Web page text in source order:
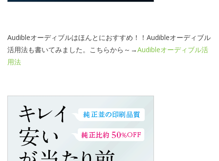
Audibleオーディブルはほんとにおすすめ！！Audibleオーディブル
活用法も書いてみました。こちらから～→Audibleオーディブル活
用法